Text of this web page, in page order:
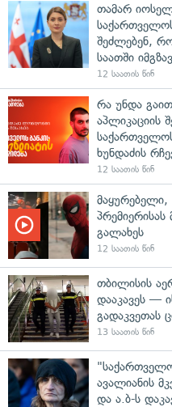
თამარ
შეძლებენ,
საათში
12 საათის წინ
რა უნდა
აპლიკაციის
ხუნდაძის
12 საათის წინ
მაყურებელი,
გალახეს
12 საათის წინ
თბილისის
დააკავეს —
გადაკვეთას
13 საათის წინ
ავალიანის
და ა.ბ-ს